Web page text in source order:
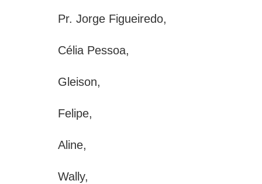
Pr. Jorge Figueiredo,
Célia Pessoa,
Gleison,
Felipe,
Aline,
Wally,